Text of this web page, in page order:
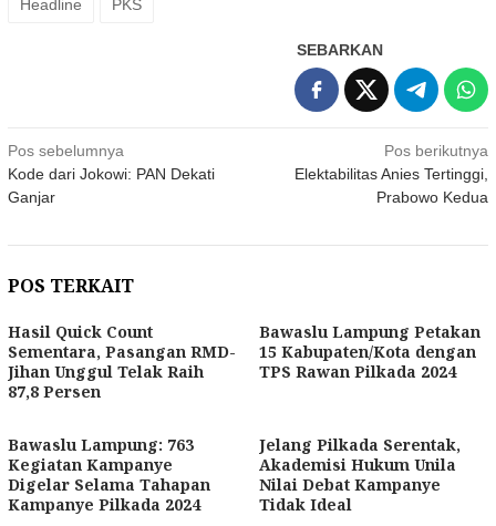
Headline PKS
SEBARKAN
Navigasi
pos
Pos sebelumnya
Kode dari Jokowi: PAN Dekati
Ganjar
Pos berikutnya
Elektabilitas Anies Tertinggi,
Prabowo Kedua
POS TERKAIT
Hasil Quick Count
Sementara, Pasangan RMD-
Jihan Unggul Telak Raih
87,8 Persen
Bawaslu Lampung Petakan
15 Kabupaten/Kota dengan
TPS Rawan Pilkada 2024
Bawaslu Lampung: 763
Kegiatan Kampanye
Digelar Selama Tahapan
Kampanye Pilkada 2024
Jelang Pilkada Serentak,
Akademisi Hukum Unila
Nilai Debat Kampanye
Tidak Ideal